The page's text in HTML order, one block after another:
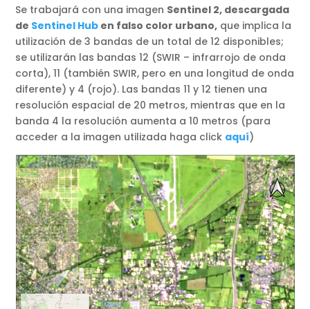
Se trabajará con una imagen Sentinel 2, descargada
de Sentinel Hub en falso color urbano, que implica la
utilización de 3 bandas de un total de 12 disponibles;
se utilizarán las bandas 12 (SWIR – infrarrojo de onda
corta), 11 (también SWIR, pero en una longitud de onda
diferente) y 4 (rojo). Las bandas 11 y 12 tienen una
resolución espacial de 20 metros, mientras que en la
banda 4 la resolución aumenta a 10 metros (para
acceder a la imagen utilizada haga click aquí)